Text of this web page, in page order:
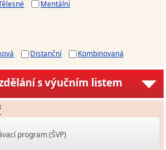
Mentální
Distanční Kombinovaná
s výučním listem
program (ŠVP)